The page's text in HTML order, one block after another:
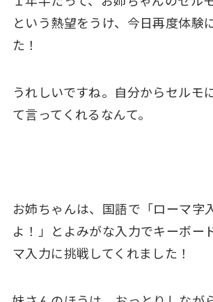
という熱望をうけ、今日再度体験
た！
うれしいですね。自分からセルモ
て言ってくれるなんて。
お姉ちゃんは、国語で「ローマ字
よ！」とよみがな入力でキーボー
マ入力に挑戦してくれました！